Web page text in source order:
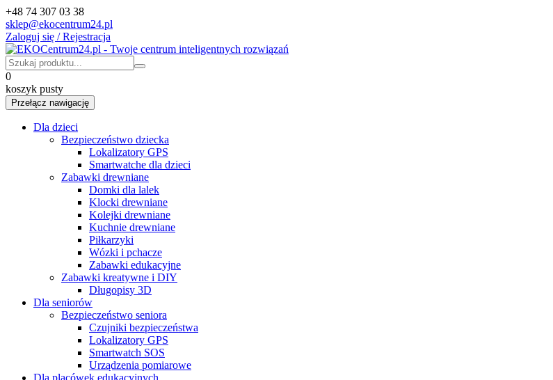
+48 74 307 03 38
sklep@ekocentrum24.pl
Zaloguj się / Rejestracja
0
koszyk pusty
Przełącz nawigację
Dla dzieci
Bezpieczeństwo dziecka
Lokalizatory GPS
Smartwatche dla dzieci
Zabawki drewniane
Domki dla lalek
Klocki drewniane
Kolejki drewniane
Kuchnie drewniane
Piłkarzyki
Wózki i pchacze
Zabawki edukacyjne
Zabawki kreatywne i DIY
Długopisy 3D
Dla seniorów
Bezpieczeństwo seniora
Czujniki bezpieczeństwa
Lokalizatory GPS
Smartwatch SOS
Urządzenia pomiarowe
Dla placówek edukacyjnych